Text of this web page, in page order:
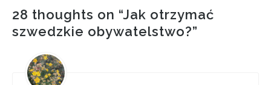
28 thoughts on “Jak otrzymać
szwedzkie obywatelstwo?”